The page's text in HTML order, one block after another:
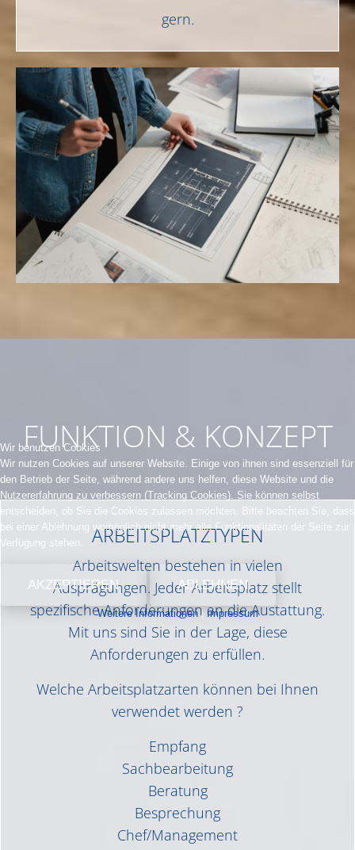
gern.
FUNKTION & KONZEPT
ARBEITSPLATZTYPEN
Arbeitswelten bestehen in vielen
Ausprägungen. Jeder Arbeitsplatz stellt
spezifische Anforderungen an die Austattung.
Mit uns sind Sie in der Lage, diese
Anforderungen zu erfüllen.
Welche Arbeitsplatzarten können bei Ihnen
verwendet werden ?
Empfang
Sachbearbeitung
Beratung
Besprechung
Chef/Management
Wir benutzen Cookies
Wir nutzen Cookies auf unserer Website. Einige von ihnen sind essenziell für
den Betrieb der Seite, während andere uns helfen, diese Website und die
Nutzererfahrung zu verbessern (Tracking Cookies). Sie können selbst
entscheiden, ob Sie die Cookies zulassen möchten. Bitte beachten Sie, dass
bei einer Ablehnung womöglich nicht mehr alle Funktionalitäten der Seite zur
Verfügung stehen.
AKZEPTIEREN ABLEHNEN
Weitere Informationen| Impressum